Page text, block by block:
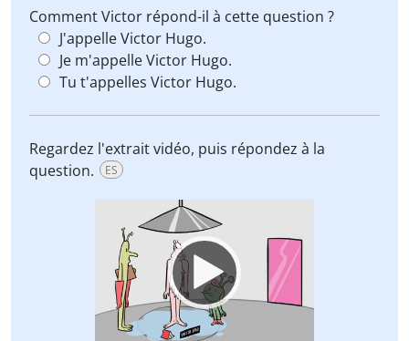
Comment Victor répond-il à cette question ?
J'appelle Victor Hugo.
Je m'appelle Victor Hugo.
Tu t'appelles Victor Hugo.
Regardez l'extrait vidéo, puis répondez à la
question.
ES
Player